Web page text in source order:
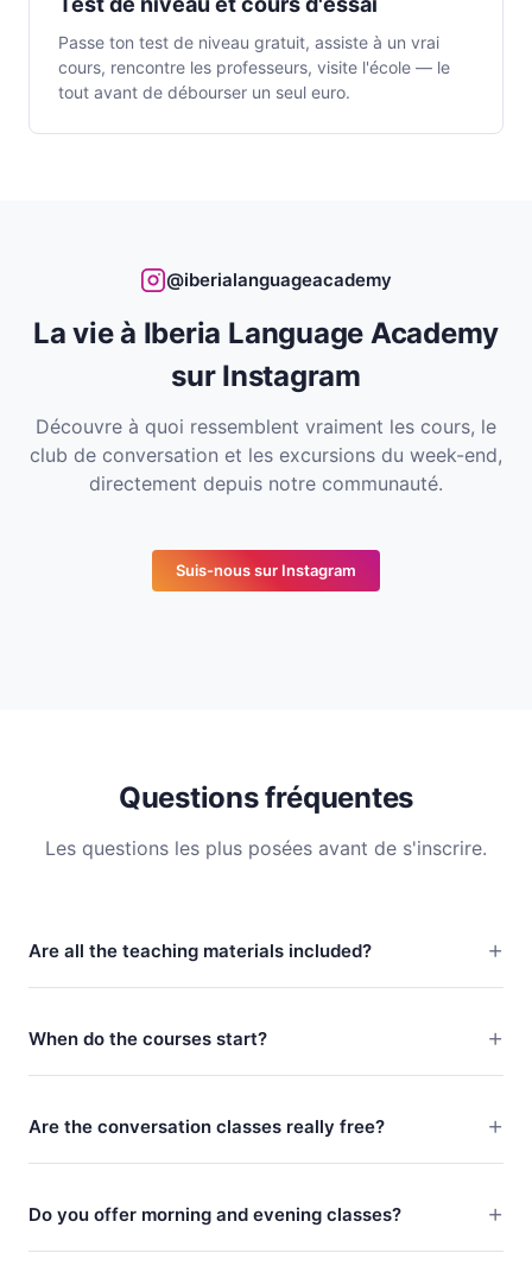
Passe ton test de niveau gratuit, assiste à un vrai
cours, rencontre les professeurs, visite l'école — le
tout avant de débourser un seul euro.
@iberialanguageacademy
La vie à Iberia Language Academy
sur Instagram
Découvre à quoi ressemblent vraiment les cours, le
club de conversation et les excursions du week-end,
directement depuis notre communauté.
Suis-nous sur Instagram
Questions fréquentes
Les questions les plus posées avant de s'inscrire.
Are all the teaching materials included?
When do the courses start?
Are the conversation classes really free?
Do you offer morning and evening classes?